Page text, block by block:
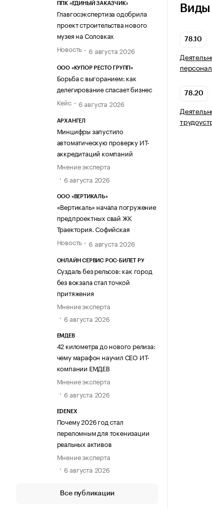
ППК «ЕДИНЫЙ ЗАКАЗЧИК»
Главгосэкспертиза одобрила
проект строительства нового
музея на Соловках
Новость
6 августа 2026
ООО «КУПОР РЕСТО ГРУПП»
Борьба с выгоранием: как
делегирование спасает бизнес
Кейс
6 августа 2026
АРХАНГЕЛ
Минцифры запустило
автоматическую проверку ИТ-
аккредитаций компаний
Мнение эксперта
6 августа 2026
ООО «ВЕРТИКАЛЬ»
«Вертикаль» начала погружение
предпроектных свай ЖК
Траектория. Софийская
Новость
6 августа 2026
ОНЛАЙН СЕРВИС РОС-БИЛЕТ РУ
Суздаль без рельсов: как город
без вокзала стал точкой
притяжения
Мнение эксперта
6 августа 2026
ЕМДЕВ
42 километра до нового релиза:
чему марафон научил СЕО ИТ-
компании ЕМДЕВ
Мнение эксперта
6 августа 2026
EDENEX
Почему 2026 год стал
переломным для токенизации
реальных активов
Мнение эксперта
6 августа 2026
Все публикации
Виды
78.10
78.20